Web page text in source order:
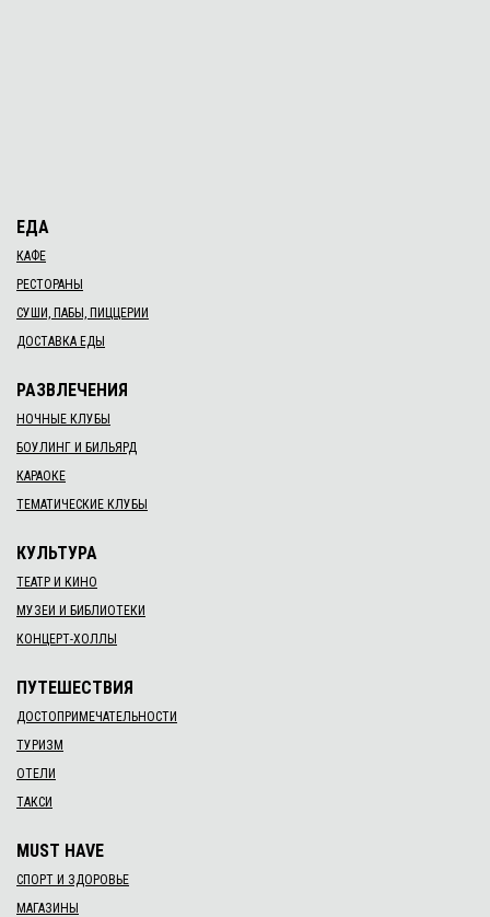
ЕДА
КАФЕ
РЕСТОРАНЫ
СУШИ, ПАБЫ, ПИЦЦЕРИИ
ДОСТАВКА ЕДЫ
РАЗВЛЕЧЕНИЯ
НОЧНЫЕ КЛУБЫ
БОУЛИНГ И БИЛЬЯРД
КАРАОКЕ
ТЕМАТИЧЕСКИЕ КЛУБЫ
КУЛЬТУРА
ТЕАТР И КИНО
МУЗЕИ И БИБЛИОТЕКИ
КОНЦЕРТ-ХОЛЛЫ
ПУТЕШЕСТВИЯ
ДОСТОПРИМЕЧАТЕЛЬНОСТИ
ТУРИЗМ
ОТЕЛИ
ТАКСИ
MUST HAVE
СПОРТ И ЗДОРОВЬЕ
МАГАЗИНЫ